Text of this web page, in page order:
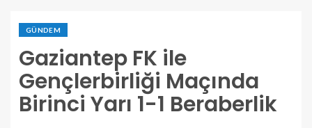
GÜNDEM
Gaziantep FK ile
Gençlerbirliği Maçında
Birinci Yarı 1-1 Beraberlik